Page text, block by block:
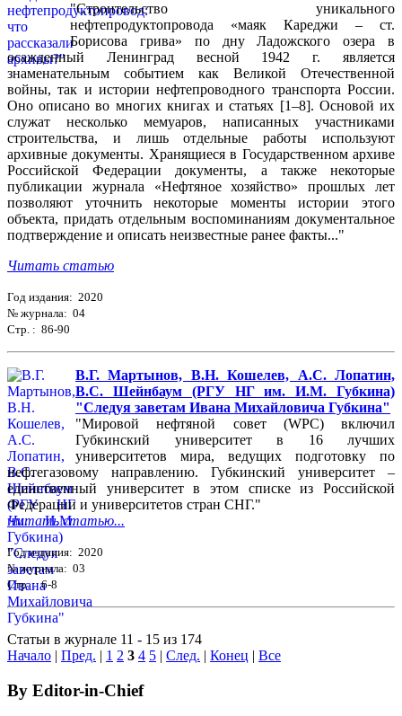
"Строительство уникального
нефтепродуктопровода «маяк Кареджи – ст.
Борисова грива» по дну Ладожского озера в
осажденный Ленинград весной 1942 г. является
знаменательным событием как Великой Отечественной
войны, так и истории нефтепроводного транспорта России.
Оно описано во многих книгах и статьях [1–8]. Основой их
служат несколько мемуаров, написанных участниками
строительства, и лишь отдельные работы используют
архивные документы. Хранящиеся в Государственном архиве
Российской Федерации документы, а также некоторые
публикации журнала «Нефтяное хозяйство» прошлых лет
позволяют уточнить некоторые моменты истории этого
объекта, придать отдельным воспоминаниям документальное
подтверждение и описать неизвестные ранее факты..."
Читать статью
Год издания: 2020
№ журнала: 04
Стр. : 86-90
В.Г. Мартынов, В.Н. Кошелев, А.С. Лопатин,
В.С. Шейнбаум (РГУ НГ им. И.М. Губкина)
"Следуя заветам Ивана Михайловича Губкина"
"Мировой нефтяной совет (WPC) включил
Губкинский университет в 16 лучших
университетов мира, ведущих подготовку по
нефтегазовому направлению. Губкинский университет –
единственный университет в этом списке из Российской
Федерации и университетов стран СНГ."
Читать статью...
Год издания: 2020
№ журнала: 03
Стр. : 6-8
Статьи в журнале 11 - 15 из 174
Начало | Пред. | 1 2 3 4 5 | След. | Конец | Все
By Editor-in-Chief